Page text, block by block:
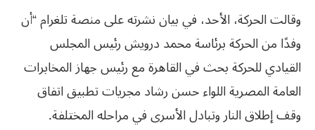
وقالت الحركة، الأحد، في بيان نشرته على منصة تلغرام “أن
وفدًا من الحركة برئاسة محمد درويش رئيس المجلس
القيادي للحركة بحث في القاهرة مع رئيس جهاز المخابرات
العامة المصرية اللواء حسن رشاد مجريات تطبيق اتفاق
وقف إطلاق النار وتبادل الأسرى في مراحله المختلفة.